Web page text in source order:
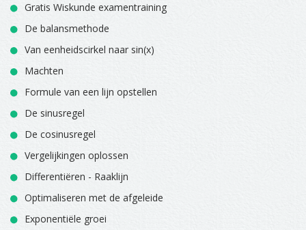
Gratis Wiskunde examentraining
De balansmethode
Van eenheidscirkel naar sin(x)
Machten
Formule van een lijn opstellen
De sinusregel
De cosinusregel
Vergelijkingen oplossen
Differentiëren - Raaklijn
Optimaliseren met de afgeleide
Exponentiële groei